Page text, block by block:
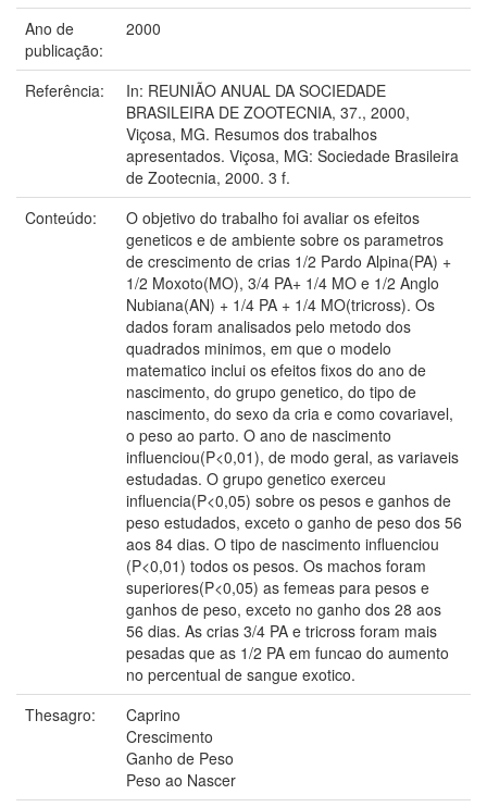
Ano de
publicação:
2000
Referência:
In: REUNIÃO ANUAL DA SOCIEDADE
BRASILEIRA DE ZOOTECNIA, 37., 2000,
Viçosa, MG. Resumos dos trabalhos
apresentados. Viçosa, MG: Sociedade Brasileira
de Zootecnia, 2000. 3 f.
Conteúdo:
O objetivo do trabalho foi avaliar os efeitos
geneticos e de ambiente sobre os parametros
de crescimento de crias 1/2 Pardo Alpina(PA) +
1/2 Moxoto(MO), 3/4 PA+ 1/4 MO e 1/2 Anglo
Nubiana(AN) + 1/4 PA + 1/4 MO(tricross). Os
dados foram analisados pelo metodo dos
quadrados minimos, em que o modelo
matematico inclui os efeitos fixos do ano de
nascimento, do grupo genetico, do tipo de
nascimento, do sexo da cria e como covariavel,
o peso ao parto. O ano de nascimento
influenciou(P<0,01), de modo geral, as variaveis
estudadas. O grupo genetico exerceu
influencia(P<0,05) sobre os pesos e ganhos de
peso estudados, exceto o ganho de peso dos 56
aos 84 dias. O tipo de nascimento influenciou
(P<0,01) todos os pesos. Os machos foram
superiores(P<0,05) as femeas para pesos e
ganhos de peso, exceto no ganho dos 28 aos
56 dias. As crias 3/4 PA e tricross foram mais
pesadas que as 1/2 PA em funcao do aumento
no percentual de sangue exotico.
Thesagro:
Caprino
Crescimento
Ganho de Peso
Peso ao Nascer